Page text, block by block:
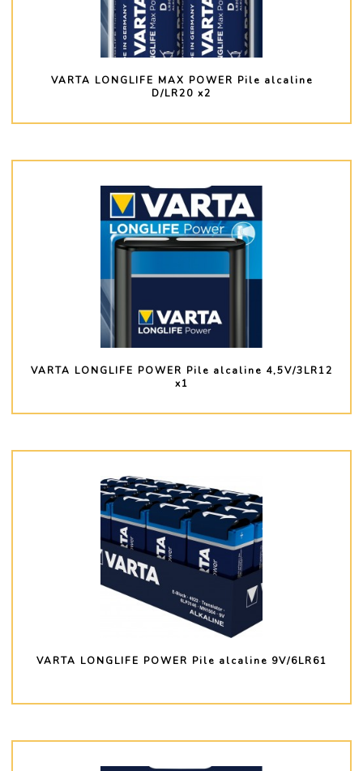
VARTA LONGLIFE MAX POWER Pile alcaline
D/LR20 x2
VARTA LONGLIFE POWER Pile alcaline 4,5V/3LR12
x1
VARTA LONGLIFE POWER Pile alcaline 9V/6LR61